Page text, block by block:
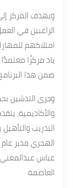
ويهدف المركز
الراغبين في
امتلاكهم
ياد مركزًا
ضمن هذا
وجرى التدشين
والأكاديمية،
التدريب
الهجري مدير عام
عباس عبدالمغني
العاصمة.